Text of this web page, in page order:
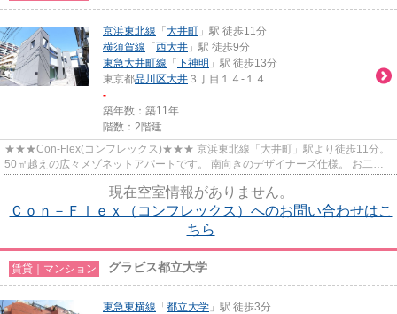
京浜東北線 「 大井町 」駅 徒歩11分
横須賀線 「 西大井 」駅 徒歩9分
東急大井町線 「 下神明 」駅 徒歩13分
東京都品川区大井 ３丁目１４-１４
-
築年数：築11年
階数：2階建
★★★Con-Flex(コンフレックス)★★★ 京浜東北線「大井町」駅より徒歩11分。
50㎡越えの広々メゾネットアパートです。 南向きのデザイナーズ仕様。 お二人
現在空室情報がありません。
Ｃｏｎ－Ｆｌｅｘ（コンフレックス）へのお問い合わせはこ
ちら
賃貸｜マンション グラビス都立大学
東急東横線 「 都立大学 」駅 徒歩3分